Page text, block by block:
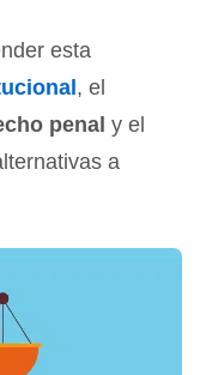
esta
, el
penal y el
a